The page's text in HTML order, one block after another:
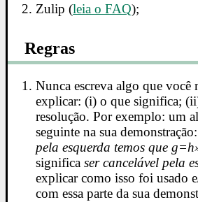
Zulip (leia o FAQ);
Regras
Nunca escreva algo que você
explicar: (i) o que significa;
resolução. Por exemplo: um
seguinte na sua demonstração:
pela esquerda temos que
significaser cancelável pela
explicar como isso foi usado
com essa parte da sua